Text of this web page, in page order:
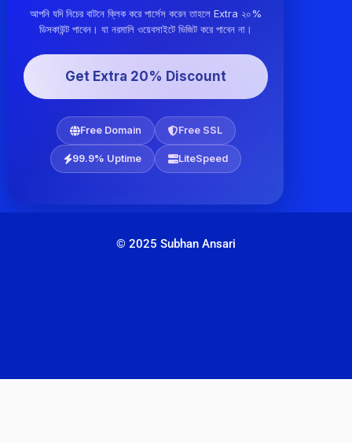
আপনি যদি নিচের বাটনে ক্লিক করে পার্সেস করেন তাহলে Extra ২০%
ডিসকাউন্ট পাবেন। যা নরমালি ওয়েবসাইটে ভিজিট করে পাবেন না।
Get Extra 20% Discount
Free Domain Free SSL
99.9% Uptime LiteSpeed
© 2025 Subhan Ansari